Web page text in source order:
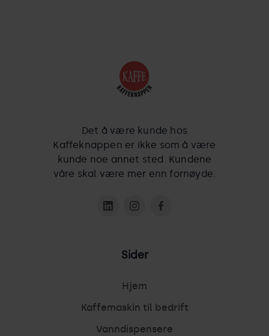
Det å være kunde hos
Kaffeknappen er ikke som å være
kunde noe annet sted. Kundene
våre skal være mer enn fornøyde.
Sider
Hjem
Kaffemaskin til bedrift
Vanndispensere